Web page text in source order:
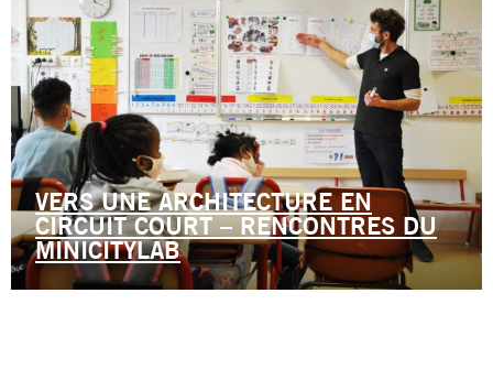
VERS UNE ARCHITECTURE EN
CIRCUIT COURT – RENCONTRES DU
MINICITYLAB